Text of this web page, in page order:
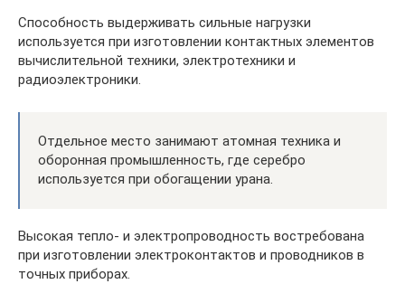
Способность выдерживать сильные нагрузки
используется при изготовлении контактных элементов
вычислительной техники, электротехники и
радиоэлектроники.
Отдельное место занимают атомная техника и
оборонная промышленность, где серебро
используется при обогащении урана.
Высокая тепло- и электропроводность востребована
при изготовлении электроконтактов и проводников в
точных приборах.